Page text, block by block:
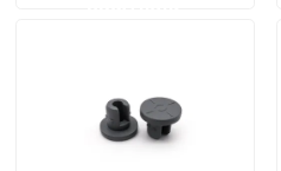
Γύρος εργοστασίων